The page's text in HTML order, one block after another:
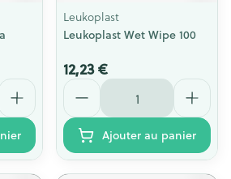
Leukoplast
Leukoplast Wet Wipe 100
12,23 €
Quantité
Ajouter au panier